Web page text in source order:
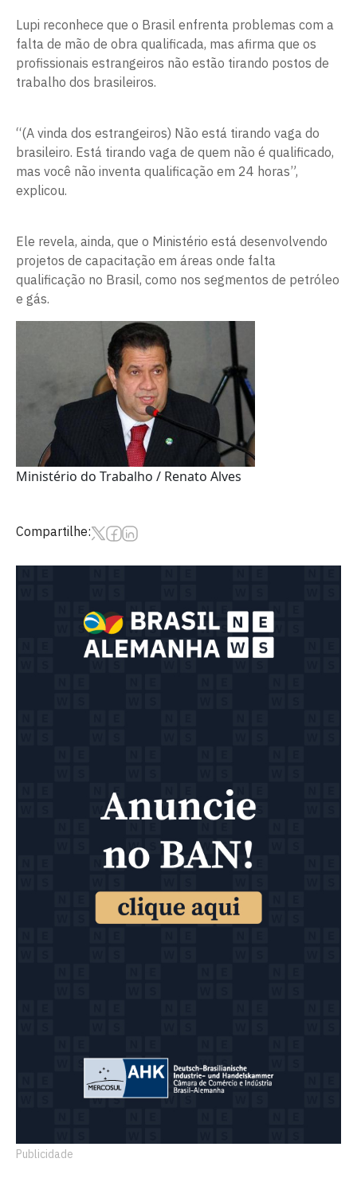
Lupi reconhece que o Brasil enfrenta problemas com a
falta de mão de obra qualificada, mas afirma que os
profissionais estrangeiros não estão tirando postos de
trabalho dos brasileiros.
“(A vinda dos estrangeiros) Não está tirando vaga do
brasileiro. Está tirando vaga de quem não é qualificado,
mas você não inventa qualificação em 24 horas”,
explicou.
Ele revela, ainda, que o Ministério está desenvolvendo
projetos de capacitação em áreas onde falta
qualificação no Brasil, como nos segmentos de petróleo
e gás.
Ministério do Trabalho / Renato Alves
Compartilhe:
Publicidade